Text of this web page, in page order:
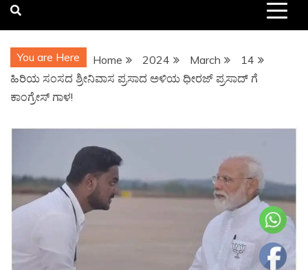
You are Here Home 2024 March
14
ಹಿರಿಯ ಸಂಸದ ಶ್ರೀನಿವಾಸ ಪ್ರಸಾದ ಅಳಿಯ ಧೀರಜ್ ಪ್ರಸಾದ್ ಗೆ
ಕಾಂಗ್ರೇಸ್ ಗಾಳ!